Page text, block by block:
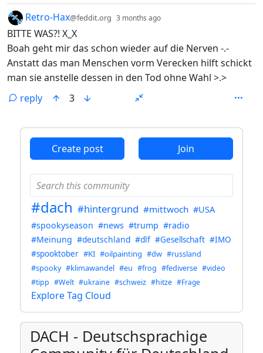
by
Retro-Hax@feddit.org 3 months ago
BITTE WAS?! X_X
Boah geht mir das schon wieder auf die Nerven -.-
Anstatt das man Menschen vorm Verecken hilft schickt
man sie anstelle dessen in den Tod ohne Wahl >.>
reply
3
Create post Join
#dach #hintergrund #mittwoch #USA
#spookyseason #news #trump #radio
#Meinung #deutschland #dlf #Gesellschaft #IMO
#spooktober #KI #oilpainting #dw #russland
#spooky #klimawandel #eu #frog #fediverse #video
#tipp #Welt #ukraine #schweiz #hitze #Frage
Explore Tag Cloud
DACH - Deutschsprachige